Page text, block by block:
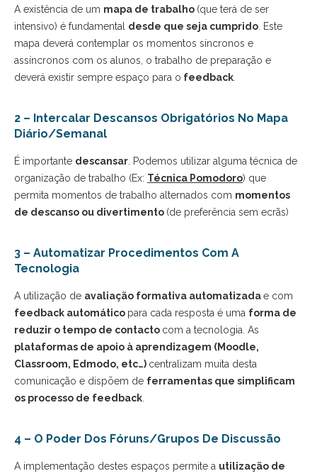
A existência de um mapa de trabalho (que terá de ser
intensivo) é fundamental desde que seja cumprido . Este
mapa deverá contemplar os momentos síncronos e
assíncronos com os alunos, o trabalho de preparação e
deverá existir sempre espaço para o feedback
2 – Intercalar Descansos Obrigatórios No Mapa
Diário/semanal
É importante descansar . Podemos utilizar alguma técnica de
organização de trabalho (Ex: Técnica Pomodoro) que
permita momentos de trabalho alternados com momentos
de descanso ou divertimento (de preferência sem ecrãs)
3 – Automatizar Procedimentos Com A
Tecnologia
A utilização de avaliação formativa automatizadae com
feedback automático para cada resposta é uma forma de
reduzir o tempo de contacto com a tecnologia. As
plataformas de apoio à aprendizagem (Moodle,
Classroom, Edmodo, etc…) centralizam muita desta
comunicação e dispõem de ferramentas que simplificam
os processo de feedback
4 – O Poder Dos Fóruns/Grupos De Discussão
A implementação destes espaços permite a utilização de